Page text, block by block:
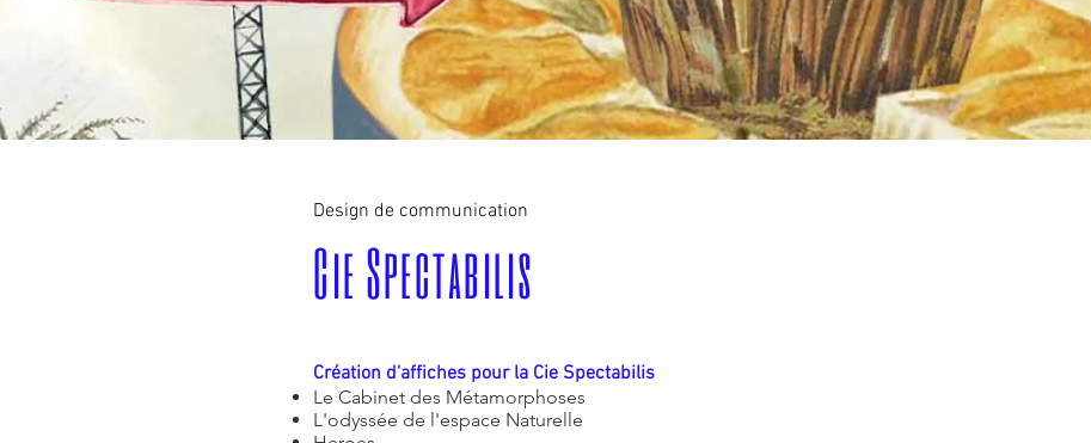
Design de communication
Cie Spectabilis
Création d'affiches pour la Cie Spectabilis
Le Cabinet des Métamorphoses
L'odyssée de l'espace Naturelle